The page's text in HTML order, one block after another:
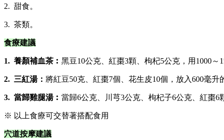
2. 甜食。
3. 茶類。
食療建議
1. 養顏補血茶︰ 黑豆10公克、紅棗3顆、枸杞5公克，用1000～
2. 三紅湯： 將紅豆50克、紅棗7個、花生皮10個，放入600毫
3. 當歸雞腿湯︰ 當歸6公克、川芎3公克、枸杞子6公克、紅棗6
※ 以上食療可交替著搭配食用
穴道按摩建議